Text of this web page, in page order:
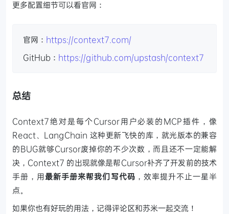
更多配置细节可以看官网：
官网： https://context7.com/
GitHub： https://github.com/upstash/context7
总结
Context7绝对是每个Cursor用户必装的MCP插件，像
React、LangChain 这种更新飞快的库，就光版本的兼容
的BUG就够Cursor废掉你的不少次数，而且还不一定能解
决，Context7 的出现就像是帮Cursor补齐了开发前的技术
手册，用最新手册来帮我们写代码 ，效率提升不止一星半
点。
如果你也有好玩的用法，记得评论区和苏米一起交流！